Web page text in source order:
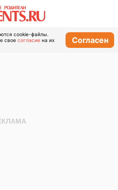
cookie-файлы.
свое согласие на их
Согласен